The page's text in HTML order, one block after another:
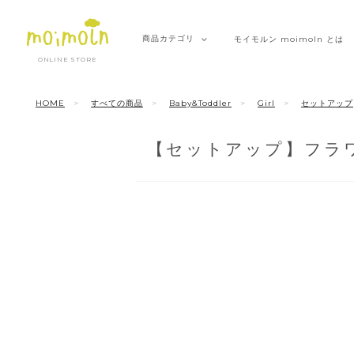
ONLINE STORE
商品カテゴリ モイモルン moimoln とは
HOME すべての商品 Baby&Toddler Girl セットアップ
【セットアップ】フ